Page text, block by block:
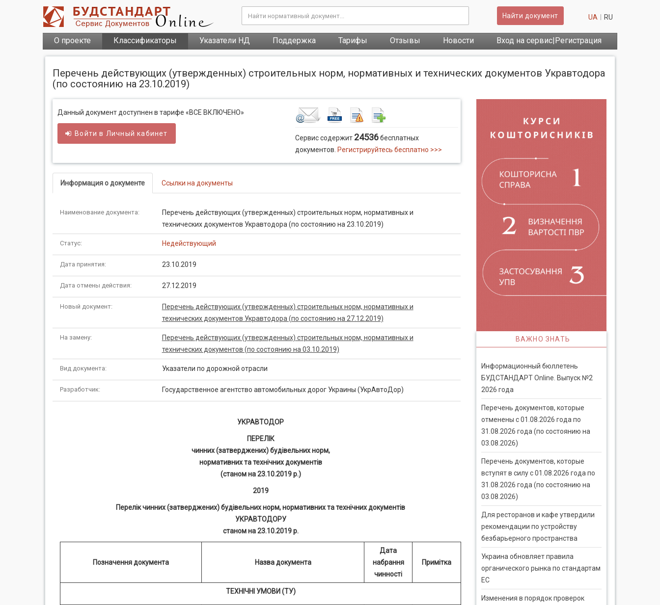
Найти документ UA RU
О проекте Классификаторы Указатели НД Поддержка Тарифы Отзывы Новости Вход на сервис|Регистрация
Перечень действующих (утвержденных) строительных норм, нормативных и технических документов Укравтодора
(по состоянию на 23.10.2019)
Данный документ доступнен в тарифе «ВСЕ ВКЛЮЧЕНО»
Войти в Личный кабинет
Сервис содержит 24536бесплатных
документов. Регистрируйтесь бесплатно >>>
Информация о документе Ссылки на документы
Наименование документа:
Перечень действующих (утвержденных) строительных норм, нормативных и
технических документов Укравтодора (по состоянию на 23.10.2019)
Статус: Недействующий
Дата принятия: 23.10.2019
Дата отмены действия: 27.12.2019
Новый документ:
Перечень действующих (утвержденных) строительных норм, нормативных и
технических документов Укравтодора (по состоянию на 27.12.2019)
На замену:
Перечень действующих (утвержденных) строительных норм, нормативных и
технических документов (по состоянию на 03.10.2019)
Вид документа: Указатели по дорожной отрасли
Разработчик: Государственное агентство автомобильных дорог Украины (УкрАвтоДор)
УКРАВТОДОР
ПЕРЕЛІК
чинних (затверджених) будівельних норм,
нормативних та технічних документів
(станом на 23.10.2019 р.)
2019
Перелік чинних (затверджених) будівельних норм, нормативних та технічних документів
УКРАВТОДОРУ
станом на 23.10.2019 р.
Позначення документа Назва документа
Дата
набрання
чинності
Примітка
ТЕХНІЧНІ УМОВИ (ТУ)
ВАЖНО ЗНАТЬ
Информационный бюллетень
БУДСТАНДАРТ Online. Выпуск №2
2026 года
Перечень документов, которые
отменены с 01.08.2026 года по
31.08.2026 года (по состоянию на
03.08.2026)
Перечень документов, которые
вступят в силу с 01.08.2026 года по
31.08.2026 года (по состоянию на
03.08.2026)
Для ресторанов и кафе утвердили
рекомендации по устройству
безбарьерного пространства
Украина обновляет правила
органического рынка по стандартам
ЕС
Изменения в порядок проверок